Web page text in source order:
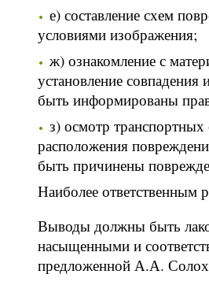
е) составление схем
условиями изображения;
ж) ознакомление с
установление
быть информированы
з) осмотр транспортных
расположения
быть причинены
Наиболее ответственным
Выводы должны быть
насыщенными и
предложенной А.А.